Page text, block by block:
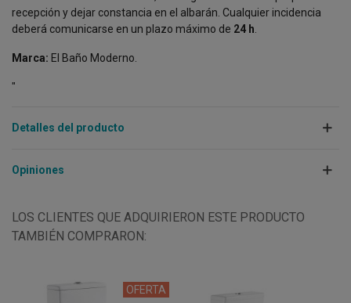
recepción y dejar constancia en el albarán. Cualquier incidencia
deberá comunicarse en un plazo máximo de 24 h
Marca: El Baño Moderno.
"
Detalles del producto
Opiniones
LOS CLIENTES QUE ADQUIRIERON ESTE PRODUCTO
TAMBIÉN COMPRARON:
OFERTA